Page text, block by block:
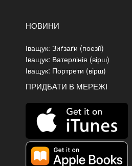
НОВИНИ
Іващук: Зиґзаґи (поезії)
Іващук: Ватерлінія (вірш)
Іващук: Портрети (вірш)
ПРИДБАТИ В МЕРЕЖІ